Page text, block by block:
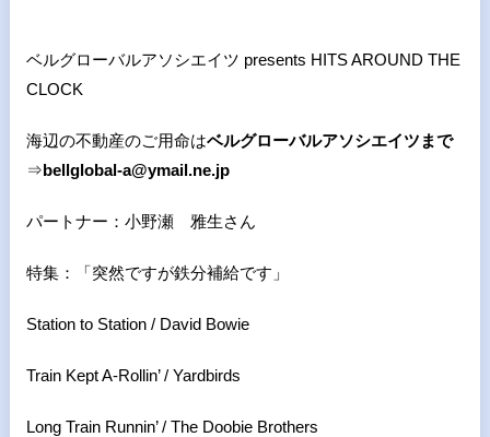
ベルグローバルアソシエイツ presents HITS AROUND THE
CLOCK
海辺の不動産のご用命はベルグローバルアソシエイツまで
⇒bellglobal-a@ymail.ne.jp
パートナー：小野瀬 雅生さん
特集：「突然ですが鉄分補給です」
Station to Station / David Bowie
Train Kept A-Rollin’ / Yardbirds
Long Train Runnin’ / The Doobie Brothers